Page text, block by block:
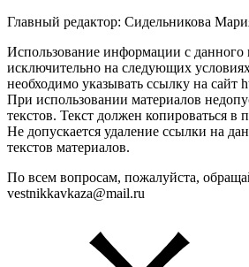
Главный редактор: Сидельникова
Использование информации с данного
исключительно на следующих
необходимо указывать ссылку на сайт
При использовании материалов
текстов. Текст должен копироваться в
Не допускается удаление ссылки на
текстов материалов.
По всем вопросам, пожалуйста,
vestnikkavkaza@mail.ru